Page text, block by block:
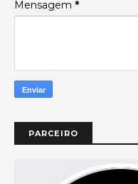
Mensagem *
PARCEIRO